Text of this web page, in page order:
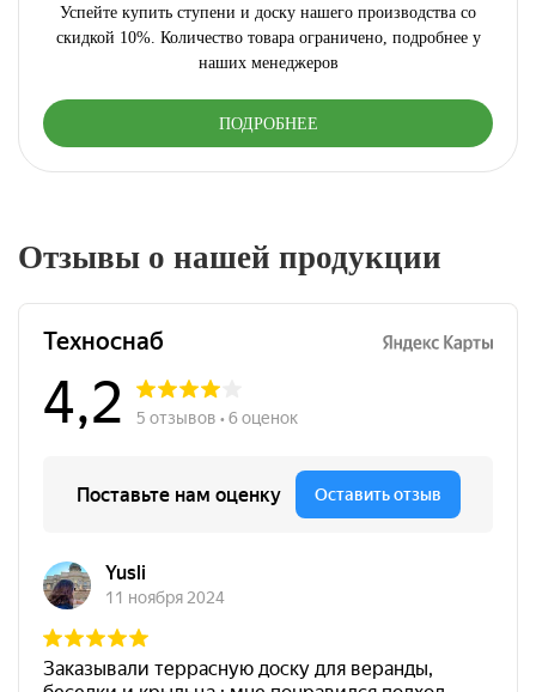
Успейте купить ступени и доску нашего производства со
скидкой 10%. Количество товара ограничено, подробнее у
наших менеджеров
ПОДРОБНЕЕ
Отзывы о нашей продукции